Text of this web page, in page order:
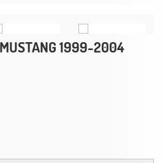
MUSTANG 1999-2004